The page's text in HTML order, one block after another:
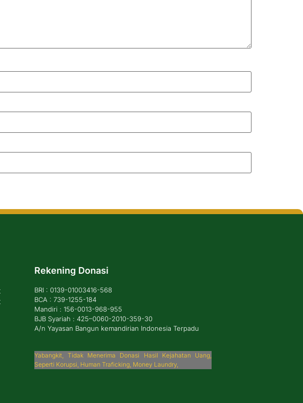
Rekening Donasi
BRI : 0139-01003416-568
BCA : 739-1255-184
Mandiri : 156-0013-968-955
BJB Syariah : 425–0060-2010-359-30
A/n Yayasan Bangun kemandirian Indonesia Terpadu
Yabangkit, Tidak Menerima Donasi Hasil Kejahatan Uang,
Seperti Korupsi, Human Traficking, Money Laundry,